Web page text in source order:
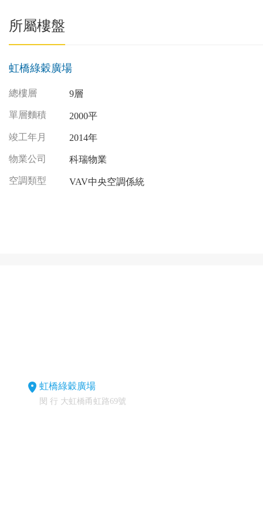
所屬樓盤
虹橋綠穀廣場
總樓層 9層
單層麵積 2000平
竣工年月 2014年
物業公司 科瑞物業
空調類型 VAV中央空調係統
虹橋綠穀廣場
閔 行 大虹橋甬虹路69號